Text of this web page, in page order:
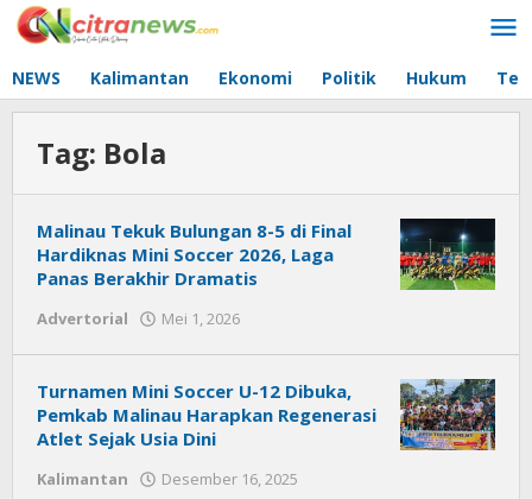
Lewati
ke
NEWS Kalimantan Ekonomi Politik Hukum
Tag: Bola
Malinau Tekuk Bulungan 8-5 di Final
Hardiknas Mini Soccer 2026, Laga
Panas Berakhir Dramatis
Advertorial Mei 1, 2026
Turnamen Mini Soccer U-12 Dibuka,
Pemkab Malinau Harapkan Regenerasi
Atlet Sejak Usia Dini
Kalimantan Desember 16, 2025